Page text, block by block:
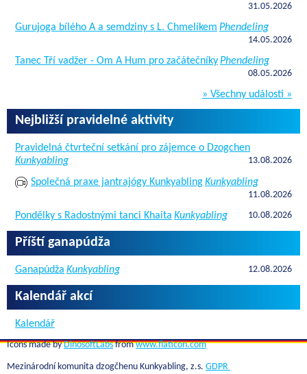
31.05.2026
Gurujoga bílého A a semdziny s L. Chmelíkem Phendeling
14.05.2026
Tanec Tří vadžer - Om A Hum pro začátečníkyPhendeling
08.05.2026
» Všechny události »
Nejbližší pravidelné aktivity
Pravidelná čtvrteční setkání pro zájemce o Dzogchen
Kunkyabling
13.08.2026
Společná praxe jantrajógy KunkyablingKunkyabling
11.08.2026
Pondělky s Radostnými tanci Khaita Kunkyabling 10.08.2026
Příští ganapúdža
Ganapúdža Kunkyabling 12.08.2026
Kalendář akcí
Kalendář
Icons made byDinosoftLabsfromwww.flaticon.com
Mezinárodní komunita dzogčhenu Kunkyabling, z.s. GDPR